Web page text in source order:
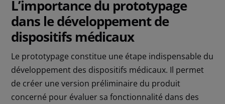
L’importance du prototypage
dans le développement de
dispositifs médicaux
Le prototypage constitue une étape indispensable du
développement des dispositifs médicaux. Il permet
de créer une version préliminaire du produit
concerné pour évaluer sa fonctionnalité dans des